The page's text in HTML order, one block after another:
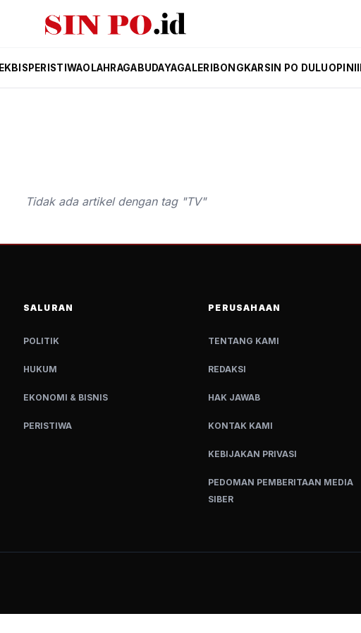
EKBIS PERISTIWAOLAHRAGA BUDAYAGALERI BONGKARSIN PO DULUOPINI
Tidak ada artikel dengan tag "TV"
SALURAN
POLITIK
HUKUM
EKONOMI & BISNIS
PERISTIWA
PERUSAHAAN
TENTANG KAMI
REDAKSI
HAK JAWAB
KONTAK KAMI
KEBIJAKAN PRIVASI
PEDOMAN PEMBERITAAN MEDIA
SIBER